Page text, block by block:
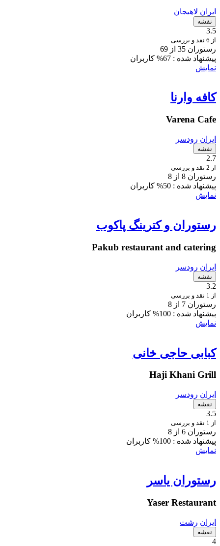
ایران لاهیجان
نقشه
3.5
از 6 نقد و بررسی
رستوران 35 از 69
پیشنهاد شده : 67% کاربران
نمایش
کافه وارنا
Varena Cafe
ایران رودسر
نقشه
2.7
از 2 نقد و بررسی
رستوران 8 از 8
پیشنهاد شده : 50% کاربران
نمایش
رستوران و کترینگ پاکوب
Pakub restaurant and catering
ایران رودسر
نقشه
3.2
از 1 نقد و بررسی
رستوران 7 از 8
پیشنهاد شده : 100% کاربران
نمایش
کبابی حاجی خانی
Haji Khani Grill
ایران رودسر
نقشه
3.5
از 1 نقد و بررسی
رستوران 6 از 8
پیشنهاد شده : 100% کاربران
نمایش
رستوران یاسر
Yaser Restaurant
ایران رشت
نقشه
4